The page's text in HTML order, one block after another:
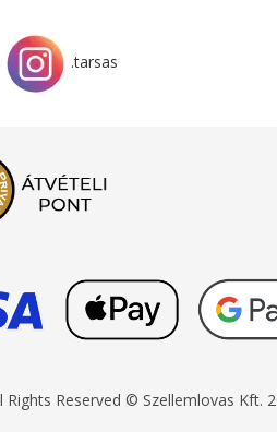
.tarsas
Rights Reserved © Szellemlovas Kft.